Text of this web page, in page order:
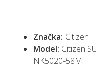
Značka: Citizen
Model: Citizen
NK5020-58M